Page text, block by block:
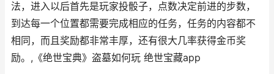
法，进入以后首先是玩家投骰子，点数决定前进的步数，
到达每一个位置都需要完成相应的任务，任务的内容都不
相同，而且奖励都非常丰厚，还有很大几率获得金币奖
励。,《绝世宝典》盗墓如何玩 绝世宝藏app